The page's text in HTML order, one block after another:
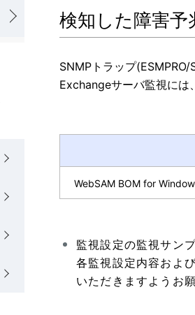
検知した障害予
SNMPトラップ
Exchangeサーバ監視には
WebSAM BOM for
監視設定の監視サン
各監視設定内容およ
いただきますようお